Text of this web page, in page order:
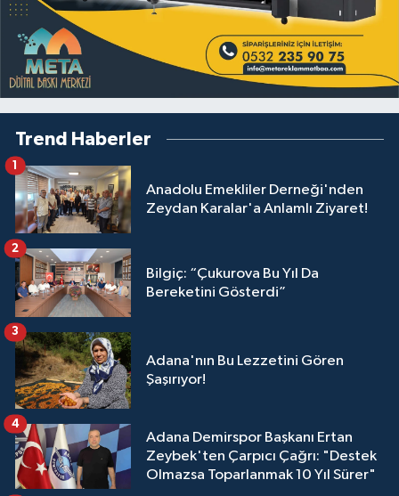
Trend Haberler
Anadolu Emekliler Derneği'nden
Zeydan Karalar'a Anlamlı Ziyaret!
1
Bilgiç: “Çukurova Bu Yıl Da
Bereketini Gösterdi”
2
Adana'nın Bu Lezzetini Gören
Şaşırıyor!
3
Adana Demirspor Başkanı Ertan
Zeybek'ten Çarpıcı Çağrı: "Destek
Olmazsa Toparlanmak 10 Yıl Sürer"
4